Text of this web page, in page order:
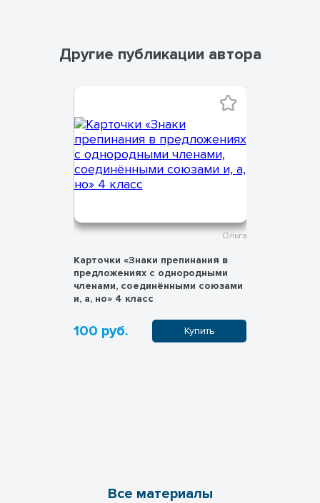
Другие публикации автора
Ольга
Карточки «Знаки препинания в
предложениях с однородными
членами, соединёнными союзами
и, а, но» 4 класс
100 руб. Купить
Все материалы